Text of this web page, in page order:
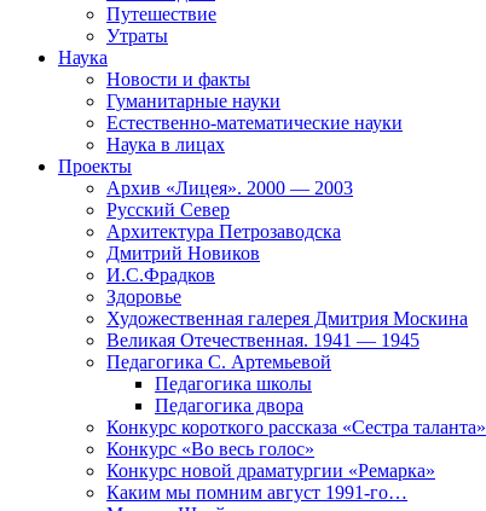
Путешествие
Утраты
Наука
Новости и факты
Гуманитарные науки
Естественно-математические науки
Наука в лицах
Проекты
Архив «Лицея». 2000 — 2003
Русский Север
Архитектура Петрозаводска
Дмитрий Новиков
И.С.Фрадков
Здоровье
Художественная галерея Дмитрия Москина
Великая Отечественная. 1941 — 1945
Педагогика С. Артемьевой
Педагогика школы
Педагогика двора
Конкурс короткого рассказа «Сестра таланта»
Конкурс «Во весь голос»
Конкурс новой драматургии «Ремарка»
Каким мы помним август 1991-го…